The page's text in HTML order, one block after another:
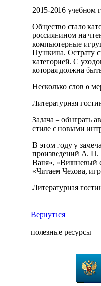
2015-2016 учебном
Общество стало
россиянином на
компьютерные
Пушкина. Острату
категорией. С
которая должна
Несколько слов о
Литературная
Задача – обыграть
стиле с новыми
В этом году у
произведений А. П.
Ваня», «Вишневый
«Читаем Чехова,
Литературная
Вернуться
полезные ресурсы